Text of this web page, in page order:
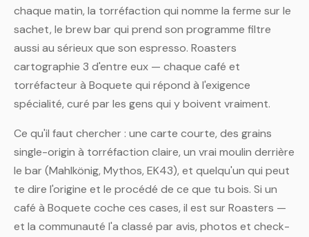
chaque matin, la torréfaction qui nomme la ferme sur le
sachet, le brew bar qui prend son programme filtre
aussi au sérieux que son espresso. Roasters
cartographie 3 d'entre eux — chaque café et
torréfacteur à Boquete qui répond à l'exigence
spécialité, curé par les gens qui y boivent vraiment.
Ce qu'il faut chercher : une carte courte, des grains
single-origin à torréfaction claire, un vrai moulin derrière
le bar (Mahlkönig, Mythos, EK43), et quelqu'un qui peut
te dire l'origine et le procédé de ce que tu bois. Si un
café à Boquete coche ces cases, il est sur Roasters —
et la communauté l'a classé par avis, photos et check-